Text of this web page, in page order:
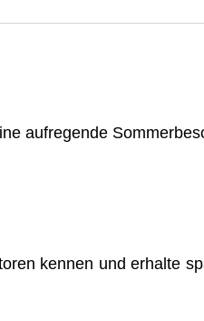
aufregende
kennen und erhalte